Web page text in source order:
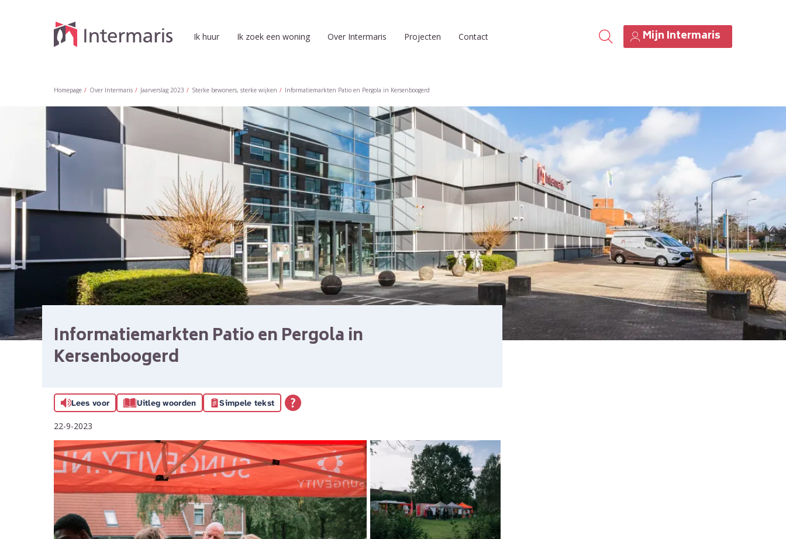
Naar hoofdinhoud
Naar hoofdnavigatiemenu
Naar zoeken
Naar de homepage
Ik huur Ik zoek een woning Over Intermaris Projecten Contact Mijn Intermaris
Homepage Over Intermaris Jaarverslag 2023 Sterke bewoners, sterke wijken Informatiemarkten Patio en Pergola in Kersenboogerd
Informatiemarkten Patio en Pergola in
Kersenboogerd
Lees voor Uitleg woorden Simpele tekst
22-9-2023